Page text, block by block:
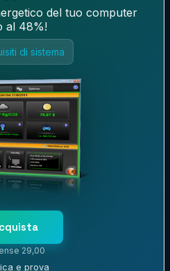
del tuo computer
al 48%!
di sistema
29,00
e prova